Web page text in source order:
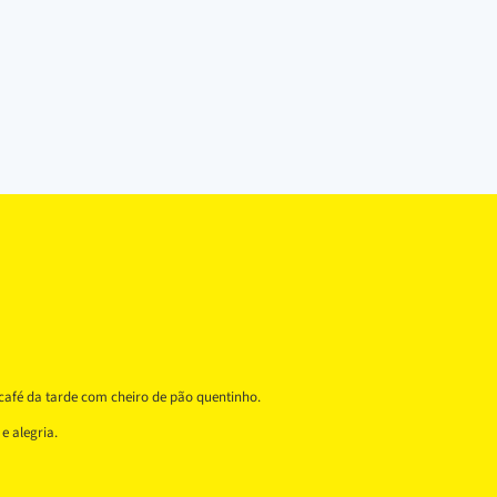
da tarde com cheiro de pão quentinho.
alegria.